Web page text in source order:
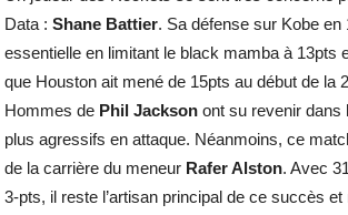
Data :Shane Battier. Sa défense sur Kobe
essentielle en limitant le black mamba à 13pts
que Houston ait mené de 15pts au début de la
Hommes de Phil Jackson ont su revenir dans
plus agressifs en attaque. Néanmoins, ce
de la carrière du meneur Rafer Alston. Avec
3-pts, il reste l’artisan principal de ce succès et